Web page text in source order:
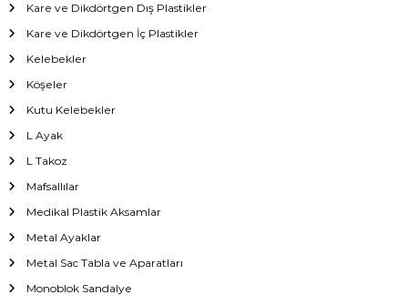
Kare ve Dikdörtgen Dış Plastikler
Kare ve Dikdörtgen İç Plastikler
Kelebekler
Köşeler
Kutu Kelebekler
L Ayak
L Takoz
Mafsallılar
Medikal Plastik Aksamlar
Metal Ayaklar
Metal Sac Tabla ve Aparatları
Monoblok Sandalye